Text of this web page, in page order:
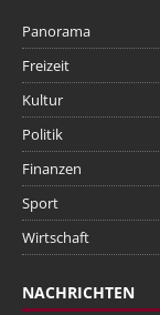
Panorama
Freizeit
Kultur
Politik
Finanzen
Sport
Wirtschaft
NACHRICHTEN